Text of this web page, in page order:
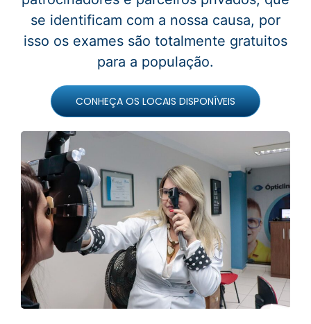
se identificam com a nossa causa, por
isso os exames são totalmente gratuitos
para a população.
CONHEÇA OS LOCAIS DISPONÍVEIS